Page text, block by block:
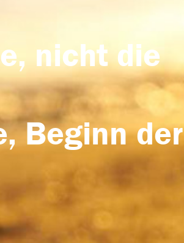
nicht die
Beginn der